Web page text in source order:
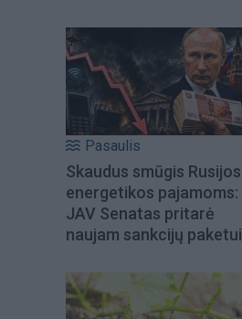
Pasaulis
Skaudus smūgis Rusijos
energetikos pajamoms:
JAV Senatas pritarė
naujam sankcijų paketui